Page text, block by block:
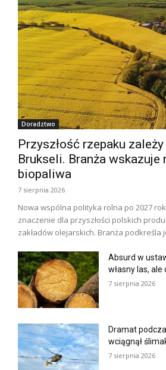
Doradztwo
Przyszłość rzepaku
Brukseli. Branża wskazuje
biopaliwa
7 sierpnia 2026
Nowa wspólna polityka rolna po 2027
znaczenie dla przyszłości polskich
zakładów olejarskich. Branża podkreśla
Absurd w
własny las,
7 sierpnia 2026
Dramat
wciągnął
7 sierpnia 2026